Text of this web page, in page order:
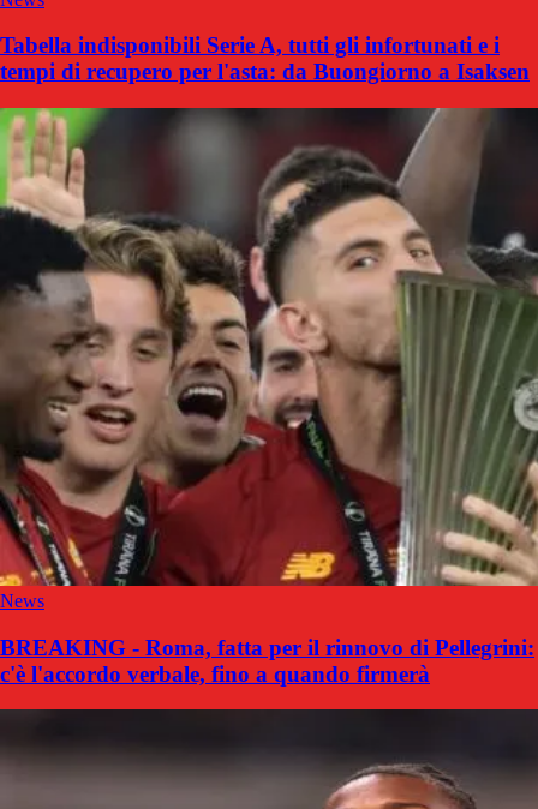
Tabella indisponibili Serie A, tutti gli infortunati e i
tempi di recupero per l'asta: da Buongiorno a Isaksen
News
BREAKING - Roma, fatta per il rinnovo di Pellegrini:
c'è l'accordo verbale, fino a quando firmerà